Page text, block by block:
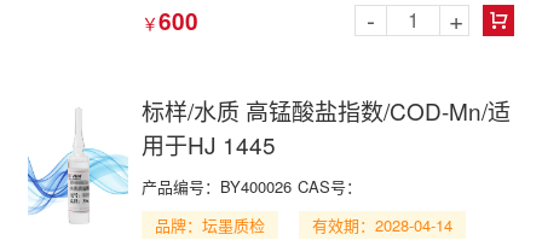
￥600 
- +
标样/水质 高锰酸盐指数/COD-Mn/适
用于HJ 1445
产品编号：BY400026 CAS号：
品牌：坛墨质检
有效期：2028-04-14